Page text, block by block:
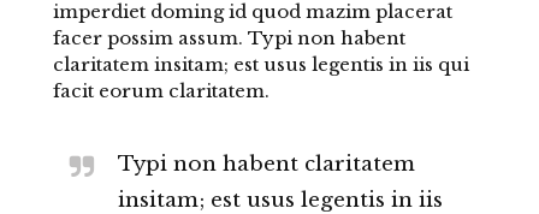
imperdiet doming id quod mazim placerat
facer possim assum. Typi non habent
claritatem insitam; est usus legentis in iis qui
facit eorum claritatem.
Typi non habent claritatem
insitam; est usus legentis in iis